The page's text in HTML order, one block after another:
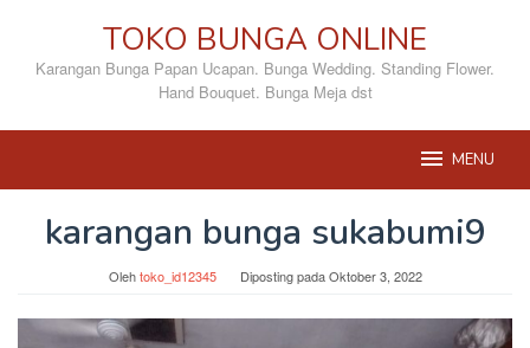
konten
TOKO BUNGA ONLINE
Karangan Bunga Papan Ucapan. Bunga Wedding. Standing Flower.
Hand Bouquet. Bunga Meja dst
MENU
karangan bunga sukabumi9
Olehtoko_id12345 Diposting padaOktober 3, 2022